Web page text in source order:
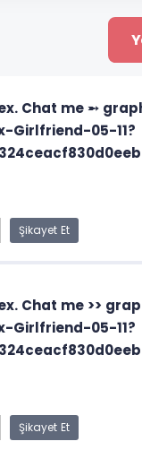
Chat me ➵
Girlfriend-05-11?
Şikayet Et
Chat me >>
Girlfriend-05-11?
Şikayet Et